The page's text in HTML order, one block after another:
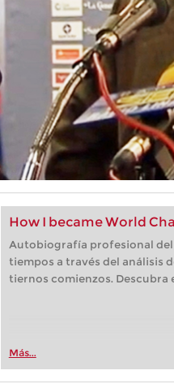
How I became World
Autobiografía profesional
tiempos a través del análisis
tiernos comienzos. Descubra
Más...